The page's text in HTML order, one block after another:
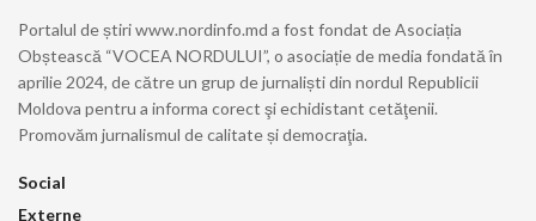
Portalul de știri www.nordinfo.md a fost fondat de Asociația
Obștească “VOCEA NORDULUI”, o asociație de media fondată în
aprilie 2024, de către un grup de jurnaliști din nordul Republicii
Moldova pentru a informa corect şi echidistant cetăţenii.
Promovăm jurnalismul de calitate și democraţia.
Social
Externe